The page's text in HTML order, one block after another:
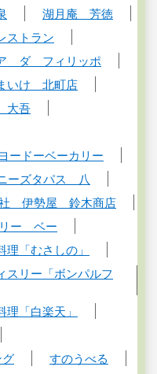
湖月庵 芳徳
ストラン
ダ フィリッポ
いけ 北町店
大吾
ドーベーカリー
ーズタパス 八
伊勢屋 鈴木商店
リー ベー
「むさしの」
リー「ボンパルフ
「白楽天」
すのうべる